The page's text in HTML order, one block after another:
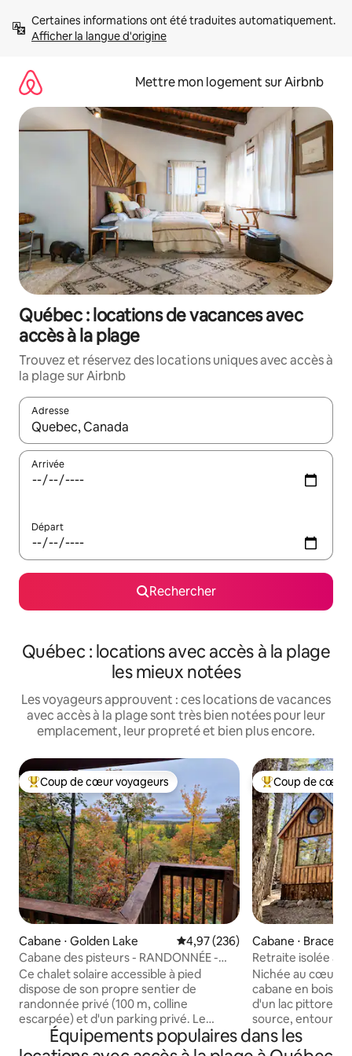
directement
Afficher la langue d'origine
Mettre mon logement sur Airbnb
Québec : locations de vacances avec
accès à la plage
Trouvez et réservez des locations uniques avec accès à
la plage sur Airbnb
Adresse
Lorsque les résultats s'affichent, utilisez les flèches vers le
Arrivée
Départ
Rechercher
Québec : locations avec accès à la plage
les mieux notées
Les voyageurs approuvent : ces locations de vacances
avec accès à la plage sont très bien notées pour leur
emplacement, leur propreté et bien plus encore.
Coups de cœur voyageurs les plus appréciés
Coup de cœur voyageurs
Cabane ⋅ Golden Lake Évaluation moyenne sur la
4,97 (236)
Cabane des pisteurs - RANDONNÉE -
Animaux acceptés - Pas de voisins
Ce chalet solaire accessible à pied
dispose de son propre sentier de
randonnée privé (100 m, colline
escarpée) et d'un parking privé. Le
sentier serpente jusqu'à votre vue
privée sur le Golden Lake. Vous vous
Coups de cœur
Coup de cœur
Cabane ⋅
Retraite isolée au
Hideaway
Nichée au cœur
cabane en bois
d'un lac
source, entourée
privée. À
Bracebridge,
Équipements populaires dans les